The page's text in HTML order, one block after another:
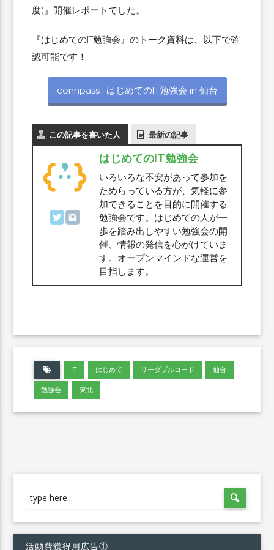
度)』開催レポートでした。
『はじめてのIT勉強会』のトーク資料は、以下で確
認可能です！
connpass | はじめてのIT勉強会 in 仙台
この記事を書いた人 最新の記事
はじめてのIT勉強会
いろいろな不安があって参加を
ためらっている方が、気軽に参
加できることを目的に開催する
勉強会です。はじめての人が一
歩を踏み出しやすい勉強会の開
催、情報の発信を心がけていま
す。オープンマインドな運営を
目指します。
IT はじめて リーダブルコード 仙台
勉強会 東北
活動費獲得用広告①